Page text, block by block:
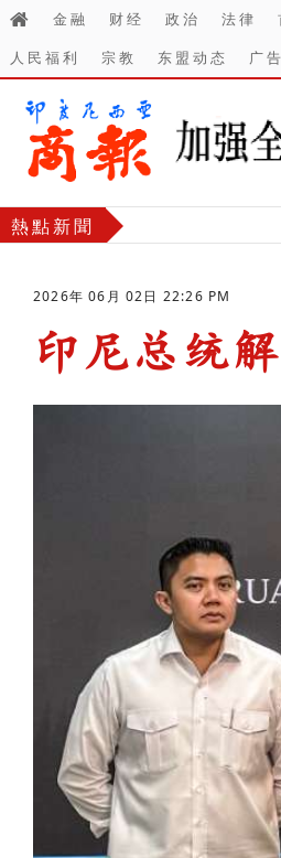
金融 财经 政治 法律
人民福利
宗教 东盟动态 广告
熱點新聞
2026年 06月 02日 22:26 PM
印尼总统